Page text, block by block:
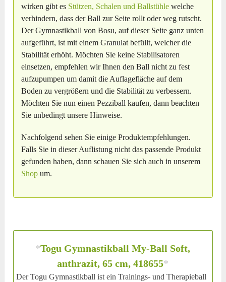
wirken gibt es Stützen, Schalen und Ballstühle welche
verhindern, dass der Ball zur Seite rollt oder weg rutscht.
Der Gymnastikball von Bosu, auf dieser Seite ganz unten
aufgeführt, ist mit einem Granulat befüllt, welcher die
Stabilität erhöht. Möchten Sie keine Stabilisatoren
einsetzen, empfehlen wir Ihnen den Ball nicht zu fest
aufzupumpen um damit die Auflagefläche auf dem
Boden zu vergrößern und die Stabilität zu verbessern.
Möchten Sie nun einen Pezziball kaufen, dann beachten
Sie unbedingt unsere Hinweise.
Nachfolgend sehen Sie einige Produktempfehlungen.
Falls Sie in dieser Auflistung nicht das passende Produkt
gefunden haben, dann schauen Sie sich auch in unserem
Shop um.
*Togu Gymnastikball My-Ball Soft,
anthrazit, 65 cm, 418655*
Der Togu Gymnastikball ist ein Trainings- und Therapieball